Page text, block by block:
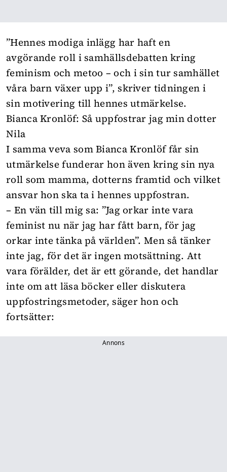
”Hennes modiga inlägg har haft en
avgörande roll i samhällsdebatten kring
feminism och metoo – och i sin tur samhället
våra barn växer upp i”, skriver tidningen i
sin motivering till hennes utmärkelse.
Bianca Kronlöf: Så uppfostrar jag min dotter
Nila
I samma veva som Bianca Kronlöf får sin
utmärkelse funderar hon även kring sin nya
roll som mamma, dotterns framtid och vilket
ansvar hon ska ta i hennes uppfostran.
– En vän till mig sa: ”Jag orkar inte vara
feminist nu när jag har fått barn, för jag
orkar inte tänka på världen”. Men så tänker
inte jag, för det är ingen motsättning. Att
vara förälder, det är ett görande, det handlar
inte om att läsa böcker eller diskutera
uppfostringsmetoder, säger hon och
fortsätter:
Annons